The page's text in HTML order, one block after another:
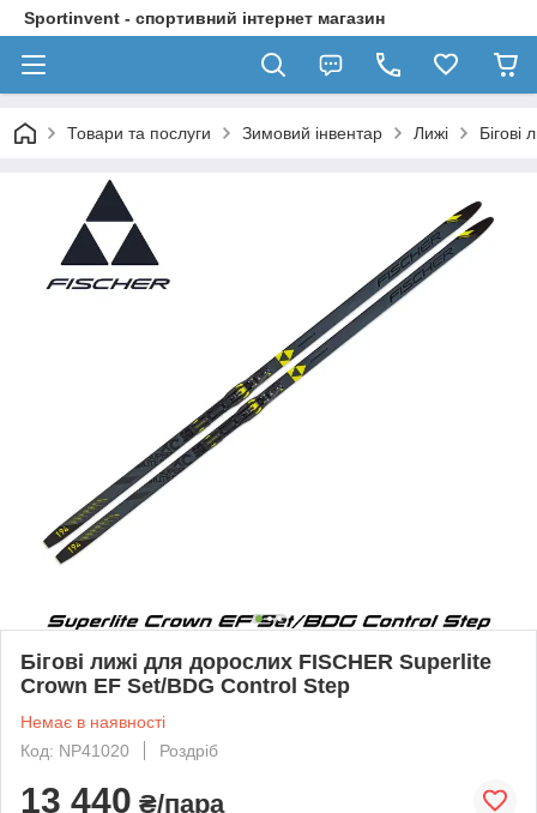
Sportinvent - спортивний інтернет магазин
Товари та послуги Зимовий інвентар Лижі
Бігові лижі для дорослих FISCHER Superlite
Crown EF Set/BDG Control Step
Немає в наявності
Код: NP41020
Роздріб
13 440 ₴/пара